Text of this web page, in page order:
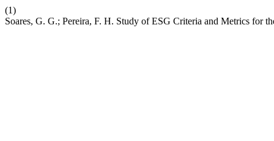
(1)
Soares, G. G.; Pereira, F. H. Study of ESG Criteria and Metrics for